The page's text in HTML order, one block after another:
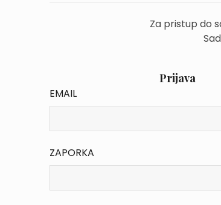
Za pristup do
Prijava
EMAIL
ZAPORKA